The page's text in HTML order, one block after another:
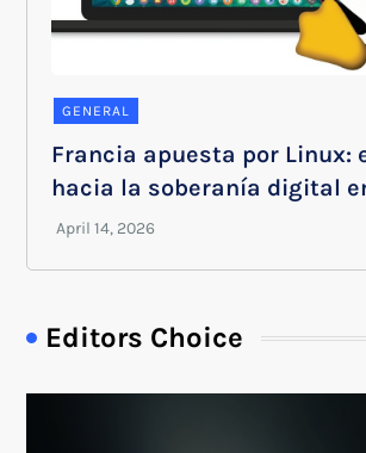
GENERAL
Francia apuesta por Linux:
hacia la soberanía digital
Editors Choice